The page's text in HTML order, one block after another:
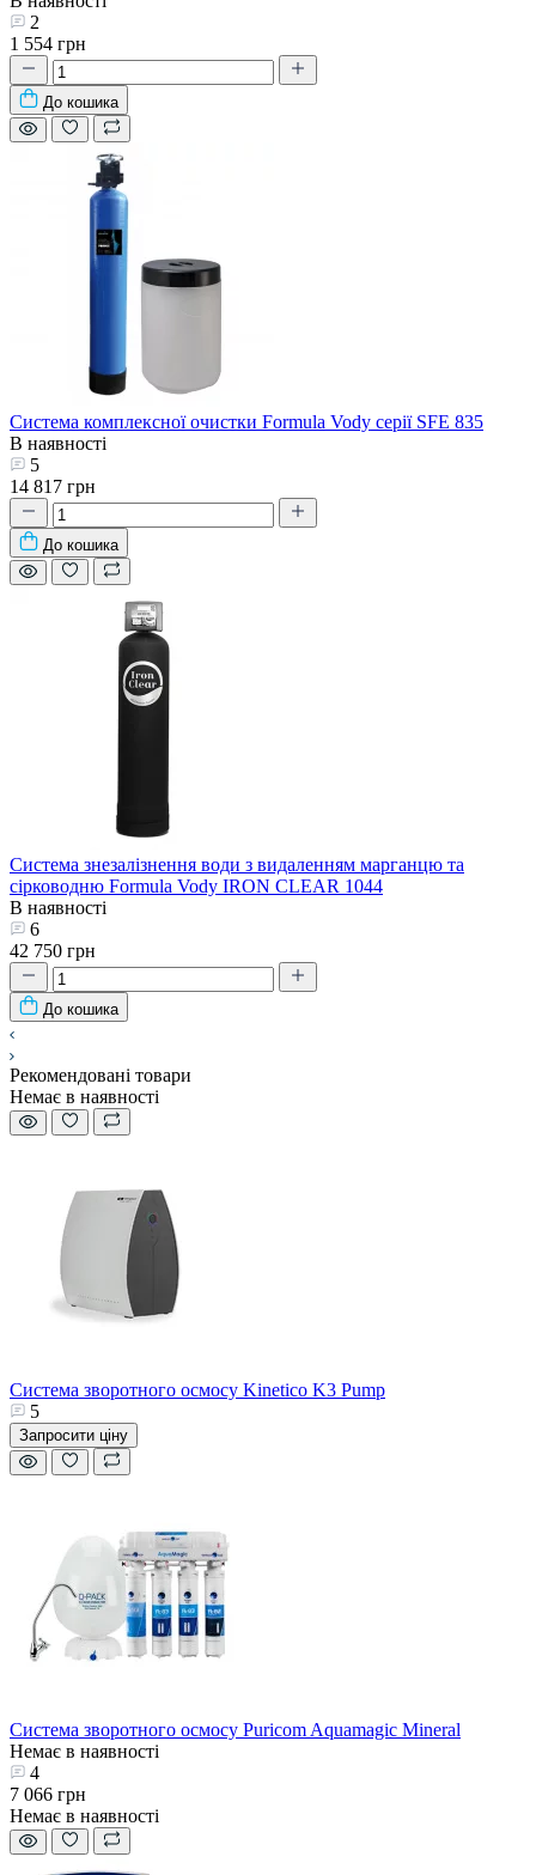
2
1 554 грн
До кошика
Система комплексної очистки Formula Vody серії SFE 835
В наявності
5
14 817 грн
До кошика
Система знезалізнення води з видаленням марганцю та
сірководню Formula Vody IRON CLEAR 1044
В наявності
6
42 750 грн
До кошика
Рекомендовані товари
Немає в наявності
Система зворотного осмосу Kinetico K3 Pump
5
Запросити ціну
Система зворотного осмосу Puricom Aquamagic Mineral
Немає в наявності
4
7 066 грн
Немає в наявності